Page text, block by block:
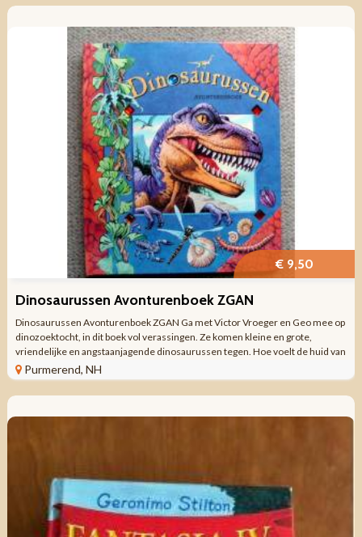
€ 9,50
Dinosaurussen Avonturenboek ZGAN
Dinosaurussen Avonturenboek ZGAN Ga met Victor Vroeger en Geo mee op
dinozoektocht, in dit boek vol verassingen. Ze komen kleine en grote,
vriendelijke en angstaanjagende dinosaurussen tegen. Hoe voelt de huid van
een brachiosaurus? Wat ...
Purmerend, NH